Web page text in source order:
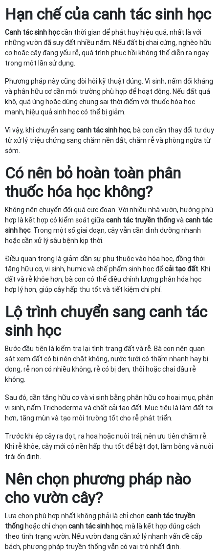
Hạn chế của canh tác sinh học
Canh tác sinh họccần thời gian để phát huy hiệu quả, nhất là với
những vườn đã suy đất nhiều năm. Nếu đất bị chai cứng, nghèo hữu
cơ hoặc cây đang yếu rễ, quá trình phục hồi không thể diễn ra ngay
trong một lần sử dụng.
Phương pháp này cũng đòi hỏi kỹ thuật đúng. Vi sinh, nấm đối kháng
và phân hữu cơ cần môi trường phù hợp để hoạt động. Nếu đất quá
khô, quá úng hoặc dùng chung sai thời điểm với thuốc hóa học
mạnh, hiệu quả sinh học có thể bị giảm.
Vì vậy, khi chuyển sang canh tác sinh học, bà con cần thay đổi tư duy
từ xử lý triệu chứng sang chăm nền đất, chăm rễ và phòng ngừa từ
sớm.
Có nên bỏ hoàn toàn phân
thuốc hóa học không?
Không nên chuyển đổi quá cực đoan. Với nhiều nhà vườn, hướng phù
hợp là kết hợp có kiểm soát giữa canh tác truyền thốngvà canh tác
sinh học. Trong một số giai đoạn, cây vẫn cần dinh dưỡng nhanh
hoặc cần xử lý sâu bệnh kịp thời.
Điều quan trọng là giảm dần sự phụ thuộc vào hóa học, đồng thời
tăng hữu cơ, vi sinh, humic và chế phẩm sinh học đểcải tạo đất . Khi
đất và rễ khỏe hơn, bà con có thể điều chỉnh lượng phân hóa học
hợp lý hơn, giúp cây hấp thu tốt và tiết kiệm chi phí.
Lộ trình chuyển sang canh tác
sinh học
Bước đầu tiên là kiểm tra lại tình trạng đất và rễ. Bà con nên quan
sát xem đất có bị nén chặt không, nước tưới có thấm nhanh hay bị
đọng, rễ non có nhiều không, rễ có bị đen, thối hoặc chai đầu rễ
không.
Sau đó, cần tăng hữu cơ và vi sinh bằng phân hữu cơ hoai mục, phân
vi sinh, nấm Trichoderma và chất cải tạo đất. Mục tiêu là làm đất tơi
hơn, tăng mùn và tạo môi trường tốt cho rễ phát triển.
Trước khi ép cây ra đọt, ra hoa hoặc nuôi trái, nên ưu tiên chăm rễ.
Khi rễ khỏe, cây mới có nền hấp thu tốt để bật đọt, làm bông và nuôi
trái ổn định.
Nên chọn phương pháp nào
cho vườn cây?
Lựa chọn phù hợp nhất không phải là chỉ chọn canh tác truyền
thống hoặc chỉ chọn canh tác sinh học, mà là kết hợp đúng cách
theo tình trạng vườn. Nếu vườn đang cần xử lý nhanh vấn đề cấp
bách, phương pháp truyền thống vẫn có vai trò nhất định.